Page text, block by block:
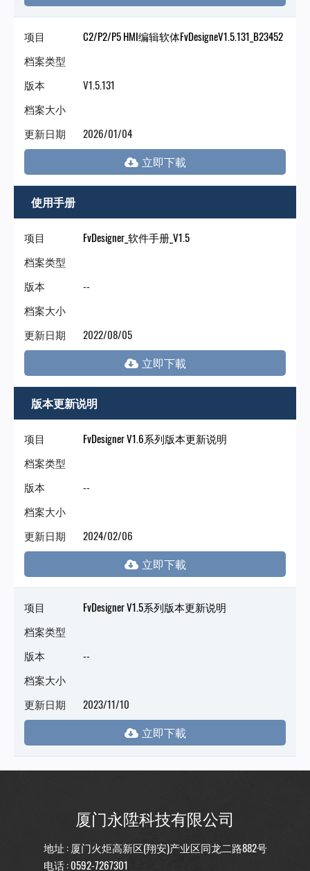
项目
C2/P2/P5 HMI编辑软体FvDesigneV1.5.131_B23452
档案类型
版本
V1.5.131
档案大小
更新日期
2026/01/04
使用手册
项目
FvDesigner_软件手册_V1.5
档案类型
版本
--
档案大小
更新日期
2022/08/05
版本更新说明
项目
FvDesigner V1.6系列版本更新说明
档案类型
版本
--
档案大小
更新日期
2024/02/06
项目
FvDesigner V1.5系列版本更新说明
档案类型
版本
--
档案大小
更新日期
2023/11/10
厦门永陞科技有限公司
地址 : 厦门火炬高新区(翔安)产业区同龙二路882号
电话 :0592-7267301